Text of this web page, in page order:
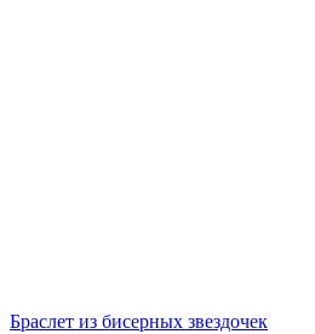
Браслет из бисерных звездочек